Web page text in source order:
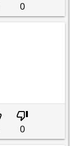
0
0